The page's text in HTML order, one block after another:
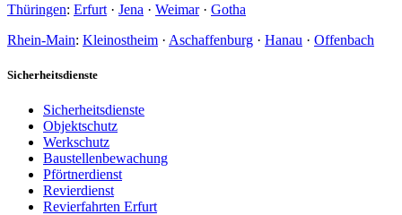
Thüringen: Erfurt · Jena · Weimar· Gotha
Rhein-Main: Kleinostheim · Aschaffenburg · Hanau · Offenbach
Sicherheitsdienste
Sicherheitsdienste
Objektschutz
Werkschutz
Baustellenbewachung
Pförtnerdienst
Revierdienst
Revierfahrten Erfurt